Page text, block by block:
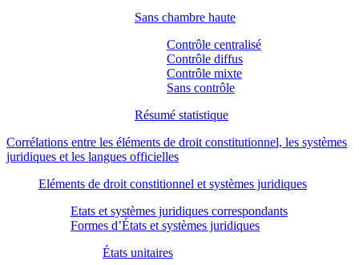
Sans chambre haute
Contrôle centralisé
Contrôle diffus
Contrôle mixte
Sans contrôle
Résumé statistique
Corrélations entre les éléments de droit constitutionnel, les systèmes
juridiques et les langues officielles
Eléments de droit constitionnel et systèmes juridiques
Etats et systèmes juridiques correspondants
Formes d’États et systèmes juridiques
États unitaires